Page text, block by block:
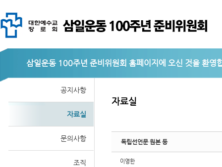
삼일운동 100주년 준비위원회
공지사항
자료실
문의사항
조직
자료실
독립선언문 원본 등
이영한
스케치북5